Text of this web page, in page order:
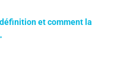
et comment la